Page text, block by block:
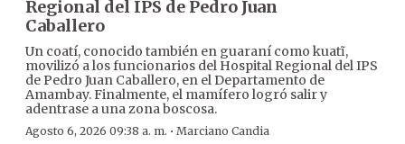
Regional del IPS de Pedro Juan
Caballero
Un coatí, conocido también en guaraní como kuatĩ,
movilizó a los funcionarios del Hospital Regional del IPS
de Pedro Juan Caballero, en el Departamento de
Amambay. Finalmente, el mamífero logró salir y
adentrase a una zona boscosa.
Agosto 6, 2026 09:38 a. m. · Marciano Candia